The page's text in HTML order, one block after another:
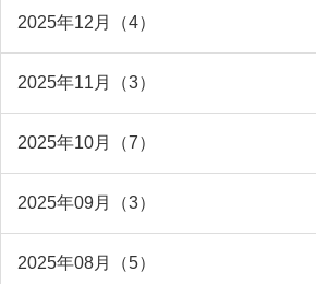
2025年12月（4）
2025年11月（3）
2025年10月（7）
2025年09月（3）
2025年08月（5）